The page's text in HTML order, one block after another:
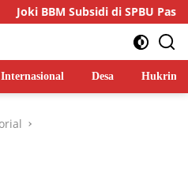
di SPBU Pasarwajo Makin
Internasional Desa Hukrim